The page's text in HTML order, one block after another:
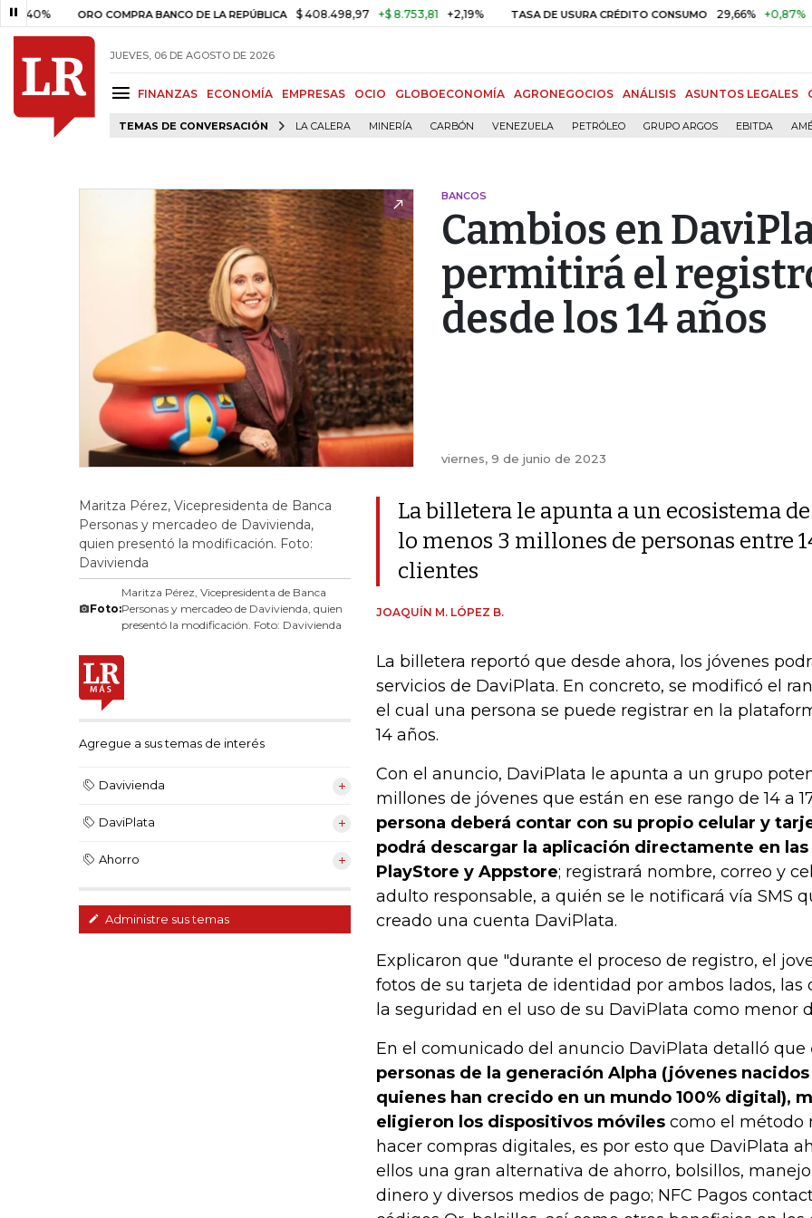
ORO COMPRA BANCO DE LA REPÚBLICA $ 408.498,97 +$ 8.753,81 +2,19% TASA DE USURA CRÉDITO CONSUMO 29,66% +0,87%
JUEVES, 06 DE AGOSTO DE 2026
FINANZAS ECONOMÍA EMPRESAS OCIO GLOBOECONOMÍA AGRONEGOCIOS ANÁLISIS ASUNTOS LEGALES
TEMAS DE CONVERSACIÓN LA CALERA MINERÍA CARBÓN VENEZUELA PETRÓLEO GRUPO ARGOS EBITDA
BANCOS
Cambios en
permitirá el
desde los 14 años
viernes, 9 de junio de 2023
Maritza Pérez, Vicepresidenta de Banca
Personas y mercadeo de Davivienda,
quien presentó la modificación. Foto:
Davivienda
Foto:
Maritza Pérez, Vicepresidenta de Banca
Personas y mercadeo de Davivienda, quien
presentó la modificación. Foto: Davivienda
Agregue a sus temas de interés
Davivienda
DaviPlata
Ahorro
Administre sus temas
La billetera le apunta a un ecosistema
lo menos 3 millones de personas entre
clientes
JOAQUÍN M. LÓPEZ B.
La billetera reportó que desde ahora, los jóvenes
servicios de DaviPlata. En concreto, se modificó el
el cual una persona se puede registrar en la
14 años.
Con el anuncio, DaviPlata le apunta a un grupo
millones de jóvenes que están en ese rango de 14 a
persona deberá contar con su propio celular y
podrá descargar la aplicación directamente en
PlayStore y Appstore; registrará nombre, correo y
adulto responsable, a quién se le notificará vía SMS
creado una cuenta DaviPlata.
Explicaron que "durante el proceso de registro, el
fotos de su tarjeta de identidad por ambos lados, las
la seguridad en el uso de su DaviPlata como menor
En el comunicado del anuncio DaviPlata detalló que
personas de la generación Alpha (jóvenes
quienes han crecido en un mundo 100% digital),
eligieron los dispositivos móviles como el método
hacer compras digitales, es por esto que DaviPlata
ellos una gran alternativa de ahorro, bolsillos,
dinero y diversos medios de pago; NFC Pagos